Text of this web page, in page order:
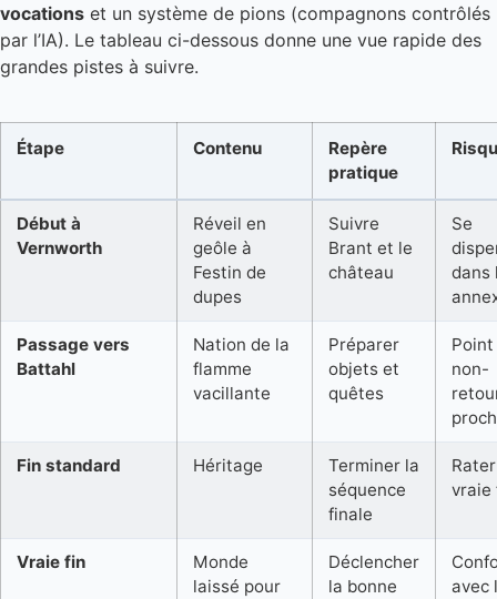
vocations et un système de pions (compagnons contrôlés
par l’IA). Le tableau ci-dessous donne une vue rapide des
grandes pistes à suivre.
Étape Contenu
Repère
pratique
Début à
Vernworth
Réveil en
geôle à
Festin de
dupes
Suivre
Brant et le
château
Se
dans
Passage vers
Battahl
Nation de la
flamme
vacillante
Préparer
objets et
quêtes
non-
Fin standard Héritage
Terminer la
séquence
finale
vraie
Vraie fin
Monde
laissé pour
Déclencher
la bonne
avec